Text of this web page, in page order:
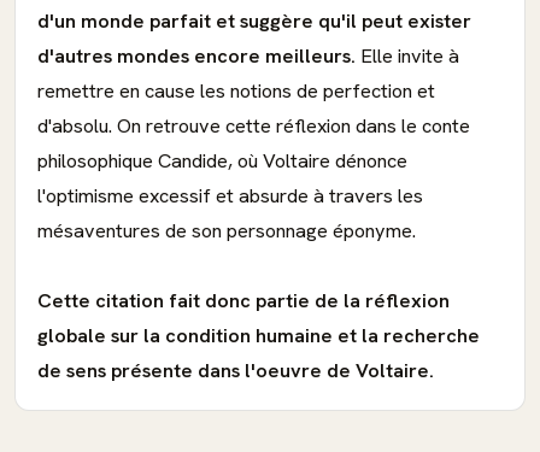
d'un monde parfait et suggère qu'il peut exister
d'autres mondes encore meilleurs. Elle invite à
remettre en cause les notions de perfection et
d'absolu. On retrouve cette réflexion dans le conte
philosophique Candide, où Voltaire dénonce
l'optimisme excessif et absurde à travers les
mésaventures de son personnage éponyme.
Cette citation fait donc partie de la réflexion
globale sur la condition humaine et la recherche
de sens présente dans l'oeuvre de Voltaire.